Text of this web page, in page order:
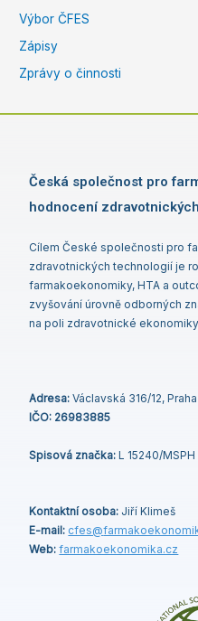
Výbor ČFES
Zápisy
Zprávy o činnosti
Česká společnost pro
hodnocení
Cílem České společnosti pro
zdravotnických technologií je
farmakoekonomiky, HTA a
zvyšování úrovně odborných
na poli zdravotnické
Adresa: Václavská 316/12,
IČO: 26983885
Spisová značka: L 15240/
Kontaktní osoba: Jiří Klimeš
E-mail: cfes@
Web: farmakoekonomika.cz